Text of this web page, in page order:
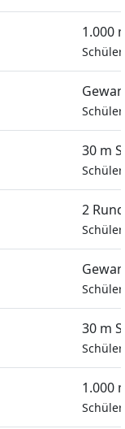
1.000
30 m
2
30 m
1.000